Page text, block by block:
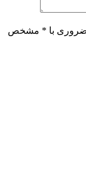
ضروری با * مشخص